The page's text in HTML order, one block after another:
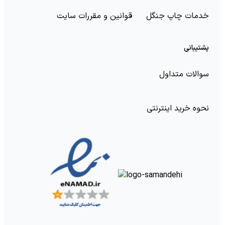
کمک تمرین‌های موجود در کتاب تمرین، می‌توانید مطمئن
فشرده، تلفظ تک‌تک واژگان را تمرین کنید. یکی از معروف‌ترین
Menschenارائه شده‌است. این مجموعه سال‌های متوالی
تأیید و توصیه شده‌است و به عنوان یکی از معتبرترین منابع
آموزش زبان آلمانی هستید، می‌توانید به متد آموزشی ارائه شده
در این مجموعه کتاب، اعتماد کنید.
برای یادگیری هر زبانی به کتاب لغت آن زبان هم نیاز خواهید
خدمات چاپ جنگل قوانین و مقررات سایت
پشتیبانی
سوالات متداول
نحوه خرید اینترنتی